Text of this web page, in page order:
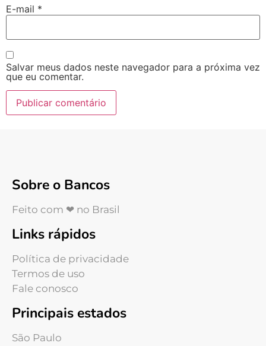
E-mail *
Salvar meus dados neste navegador para a próxima vez
que eu comentar.
Sobre o Bancos
Feito com ❤ no Brasil
Links rápidos
Política de privacidade
Termos de uso
Fale conosco
Principais estados
São Paulo